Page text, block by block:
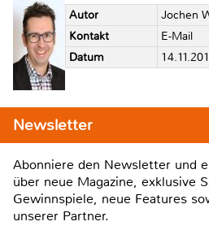
Autor
Jochen
Kontakt
E-Mail
Datum
Newsletter
Abonniere den Newsletter und
über neue Magazine, exklusive
Gewinnspiele, neue Features
unserer Partner.